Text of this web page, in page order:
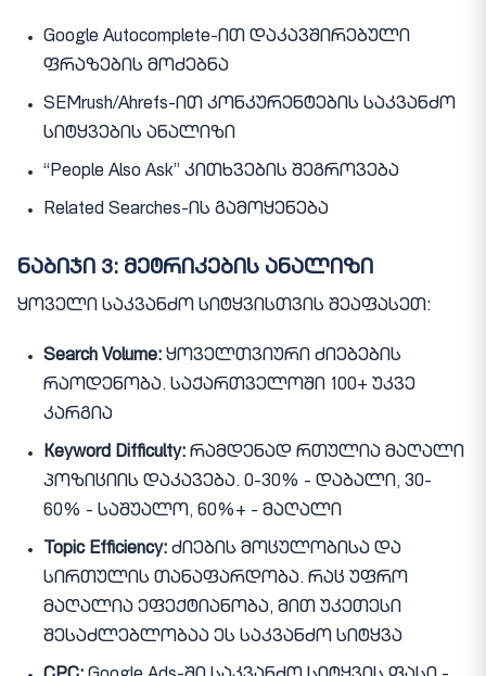
Google Autocomplete-ით დაკავშირებული
ფრაზების მოძებნა
SEMrush/Ahrefs-ით კონკურენტების საკვანძო
სიტყვების ანალიზი
“People Also Ask” კითხვების შეგროვება
Related Searches-ის გამოყენება
ნაბიჯი 3: მეტრიკების ანალიზი
ყოველი საკვანძო სიტყვისთვის შეაფასეთ:
Search Volume: ყოველთვიური ძიებების
რაოდენობა. საქართველოში 100+ უკვე
კარგია
Keyword Difficulty: რამდენად რთულია მაღალი
პოზიციის დაკავება. 0-30% - დაბალი, 30-
60% - საშუალო, 60%+ - მაღალი
Topic Efficiency: ძიების მოცულობისა და
სირთულის თანაფარდობა. რაც უფრო
მაღალია ეფექტიანობა, მით უკეთესი
შესაძლებლობაა ეს საკვანძო სიტყვა